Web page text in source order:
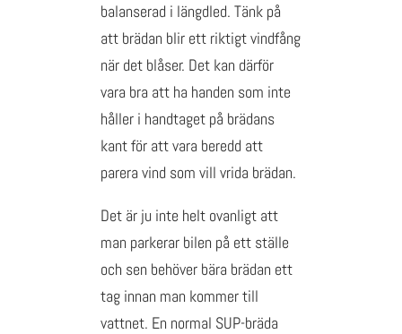
balanserad i längdled. Tänk på
att brädan blir ett riktigt vindfång
när det blåser. Det kan därför
vara bra att ha handen som inte
håller i handtaget på brädans
kant för att vara beredd att
parera vind som vill vrida brädan.
Det är ju inte helt ovanligt att
man parkerar bilen på ett ställe
och sen behöver bära brädan ett
tag innan man kommer till
vattnet. En normal SUP-bräda